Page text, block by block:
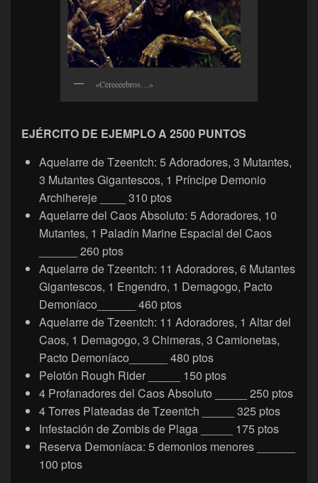
«Cereeeebros…»
EJÉRCITO DE EJEMPLO A 2500 PUNTOS
Aquelarre de Tzeentch: 5 Adoradores, 3 Mutantes,
3 Mutantes Gigantescos, 1 Príncipe Demonio
Archihereje ____ 310 ptos
Aquelarre del Caos Absoluto: 5 Adoradores, 10
Mutantes, 1 Paladín Marine Espacial del Caos
______ 260 ptos
Aquelarre de Tzeentch: 11 Adoradores, 6 Mutantes
Gigantescos, 1 Engendro, 1 Demagogo, Pacto
Demoníaco______ 460 ptos
Aquelarre de Tzeentch: 11 Adoradores, 1 Altar del
Caos, 1 Demagogo, 3 Chimeras, 3 Camionetas,
Pacto Demoníaco______ 480 ptos
Pelotón Rough Rider _____ 150 ptos
4 Profanadores del Caos Absoluto _____ 250 ptos
4 Torres Plateadas de Tzeentch _____ 325 ptos
Infestación de Zombis de Plaga _____ 175 ptos
Reserva Demoníaca: 5 demonios menores ______
100 ptos